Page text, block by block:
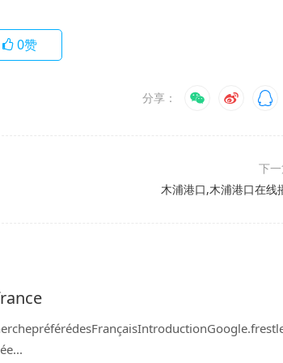
0赞
分享：
下
木浦港口,木浦港口在线